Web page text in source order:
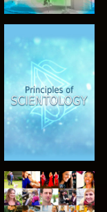
VERKEN DE
SERIE